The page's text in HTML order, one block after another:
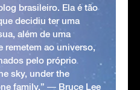
brasileiro. Ela é tão
decidiu ter uma
além de uma
remetem ao universo,
pelo próprio
sky, under the
family.” ― Bruce Lee